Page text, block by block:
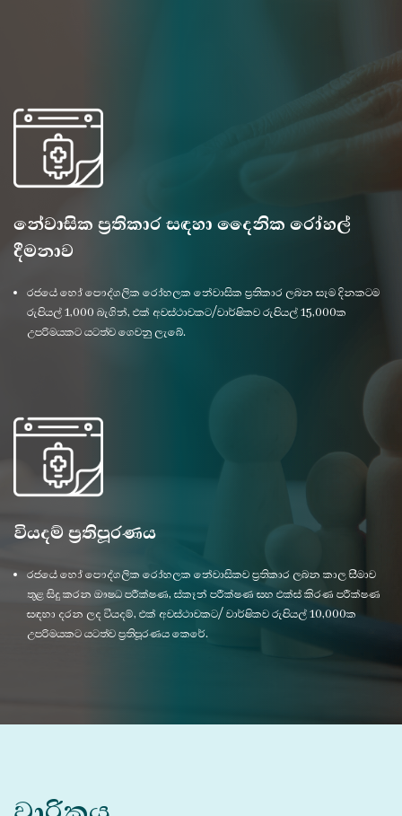
නේවාසික ප්‍රතිකාර සඳහා දෛනික රෝහල්
දීමනාව
රජයේ හෝ පෞද්ගලික රෝහලක නේවාසික ප්‍රතිකාර ලබන සෑම දිනකටම
රුපියල් 1,000 බැගින්, එක් අවස්ථාවකට/වාර්ෂිකව රුපියල් 15,000ක
උපරිමයකට යටත්ව ගෙවනු ලැබේ.
වියදම් ප්‍රතිපූරණය
රජයේ හෝ පෞද්ගලික රෝහලක නේවාසිකව ප්‍රතිකාර ලබන කාල සීමාව
තුළ සිදු කරන ඖෂධ පරීක්ෂණ, ස්කෑන් පරීක්ෂණ සහ එක්ස් කිරණ පරීක්ෂණ
සඳහා දරන ලද වියදම්, එක් අවස්ථාවකට/ වාර්ෂිකව රුපියල් 10,000ක
උපරිමයකට යටත්ව ප්‍රතිපූරණය කෙරේ.